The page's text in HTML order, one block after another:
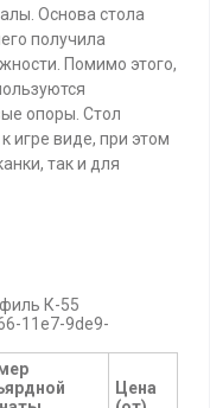
Основа стола
получила
Помимо этого,
опоры. Стол
игре виде, при этом
так и для
К-55
11e7-9de9-
Цена